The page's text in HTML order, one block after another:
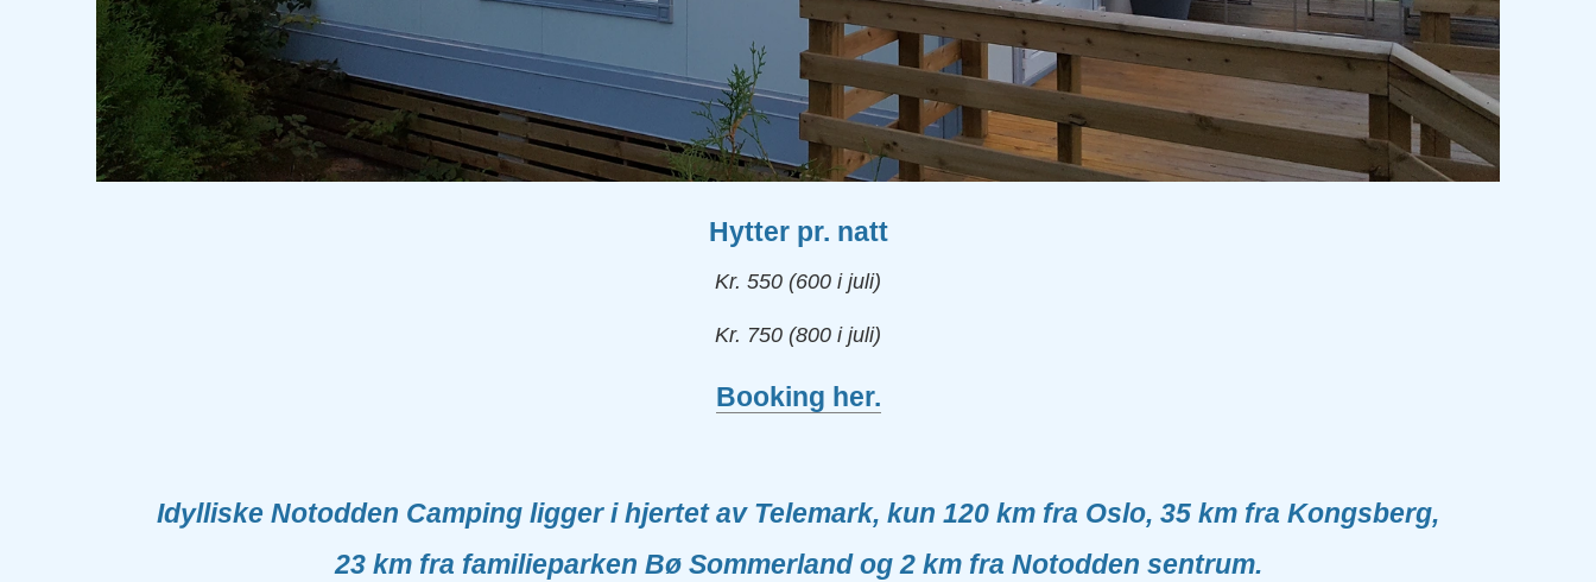
Hytter pr. natt
Kr. 550 (600 i juli)
Kr. 750 (800 i juli)
Booking her.
Idylliske Notodden Camping ligger i hjertet av Telemark, kun 120 km fra Oslo, 35 km fra Kongsberg,
23 km fra familieparken Bø Sommerland og 2 km fra Notodden sentrum.